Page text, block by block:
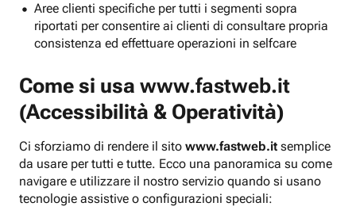
Aree clienti specifiche per tutti i segmenti sopra
riportati per consentire ai clienti di consultare propria
consistenza ed effettuare operazioni in selfcare
Come si usa www.fastweb.it
(Accessibilità & Operatività)
Ci sforziamo di rendere il sito www.fastweb.it semplice
da usare per tutti e tutte. Ecco una panoramica su come
navigare e utilizzare il nostro servizio quando si usano
tecnologie assistive o configurazioni speciali: